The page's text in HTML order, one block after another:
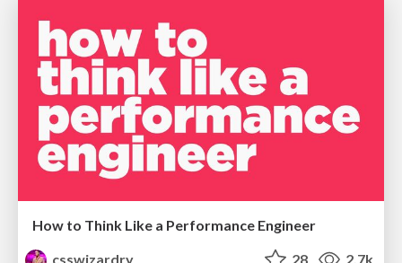
How to Think Like a Performance Engineer
csswizardry
28 2.7k